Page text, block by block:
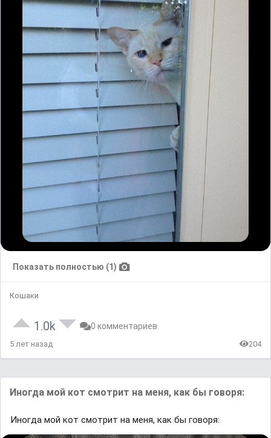
Показать полностью (1)
Кошаки
1.0k 0 комментариев
5 лет назад 204
Иногда мой кот смотрит на меня, как бы говоря:
Иногда мой кот смотрит на меня, как бы говоря: